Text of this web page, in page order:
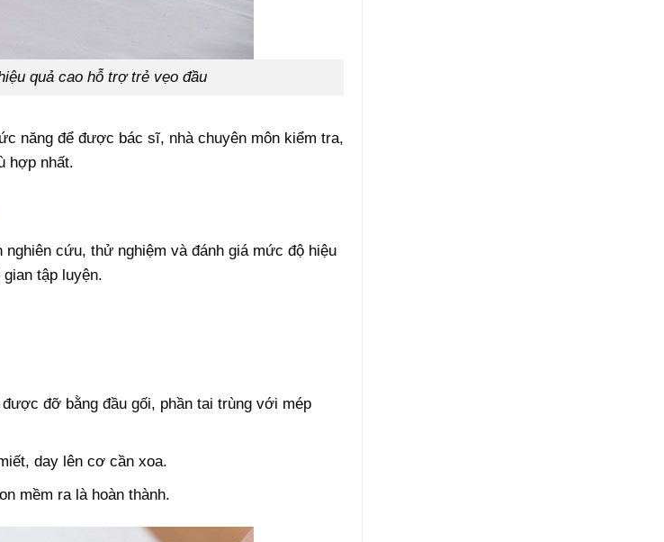
quả cao hỗ trợ trẻ vẹo đầu
năng để được bác sĩ, nhà chuyên môn kiểm tra,
hợp nhất.
cứu, thử nghiệm và đánh giá mức độ hiệu
tập luyện.
đỡ bằng đầu gối, phần tai trùng với mép
day lên cơ cần xoa.
mềm ra là hoàn thành.